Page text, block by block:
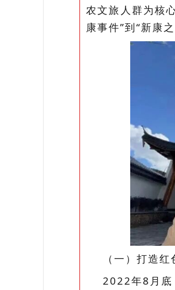
农文旅人群为核
康事件”到“新康
（一）打造红
2022年8月底